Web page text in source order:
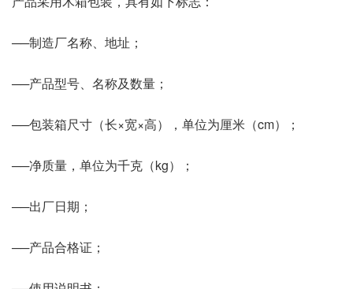
──制造厂名称、地址；
──产品型号、名称及数量；
──包装箱尺寸（长×宽×高），单位为厘米（cm）；
──净质量，单位为千克（kg）；
──出厂日期；
──产品合格证；